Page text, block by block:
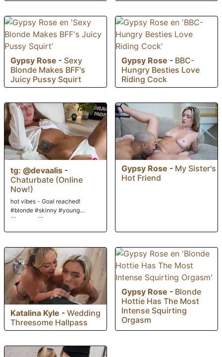
Gypsy Rose - Sexy
Blonde Makes BFF's
Juicy Pussy Squirt
Gypsy Rose - BBC-
Hungry Besties Love
Riding Cock
tg: @devaalis -
Chaturbate (Online
Now!)
hot vibes - Goal reached!
#blonde #skinny #young
#lovense #braces
Gypsy Rose - My Sister's
Hot Friend
Katalina Kyle - Wedding
Threesome Hallpass
Gypsy Rose - Blonde
Hottie Has The Most
Intense Squirting
Orgasm